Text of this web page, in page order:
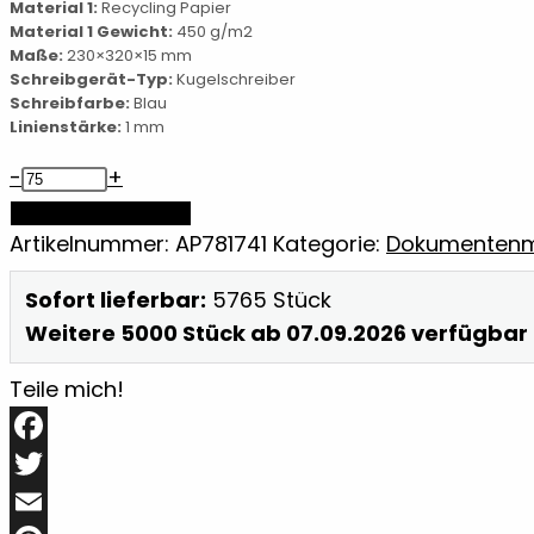
Material 1: Recycling Papier
Material 1 Gewicht: 450 g/m2
Maße: 230×320×15 mm
Schreibgerät-Typ: Kugelschreiber
Schreibfarbe: Blau
Linienstärke: 1 mm
Dokumenten-
Mappe
Menge
- +
Artikelnummer: AP781741 Kategorie:
Sofort lieferbar: 5765 Stück
Weitere 5000 Stück ab 07.09.2026 verfügbar
Teile mich!
Facebook
Twitter